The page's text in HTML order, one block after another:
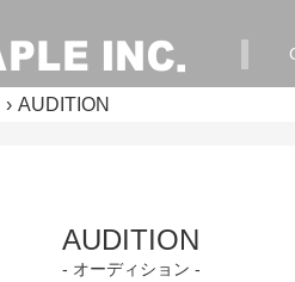
› AUDITION
AUDITION
- オーディション -